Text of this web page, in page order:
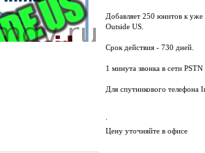
Добавляет 250 юнитов к
Outside US.
Срок действия - 730 дней.
1 минута звонка в сети
Для спутникового телефона
Цену уточняйте в офисе